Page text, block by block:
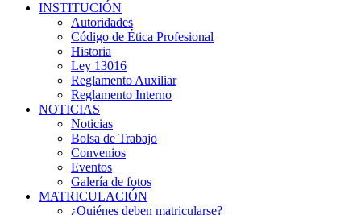
INSTITUCIÓN
Autoridades
Código de Ética Profesional
Historia
Ley 13016
Reglamento Auxiliar
Reglamento Interno
NOTICIAS
Noticias
Bolsa de Trabajo
Convenios
Eventos
Galería de fotos
MATRICULACIÓN
¿Quiénes deben matricularse?